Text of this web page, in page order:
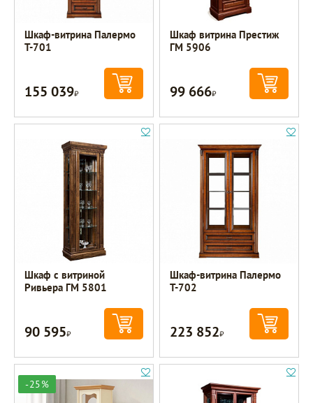
Шкаф-витрина Палермо
Т-701
155 039Р
Шкаф витрина Престиж
ГМ 5906
99 666Р
Шкаф с витриной
Ривьера ГМ 5801
90 595Р
Шкаф-витрина Палермо
Т-702
223 852Р
-25%